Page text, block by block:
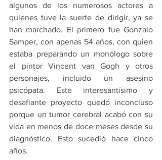
algunos de los numerosos actores a
quienes tuve la suerte de dirigir, ya se
han marchado. El primero fue Gonzalo
Samper, con apenas 54 años, con quien
estaba preparando un monólogo sobre
el pintor Vincent van Gogh y otros
personajes, incluido un asesino
psicópata. Este interesantísimo y
desafiante proyecto quedó inconcluso
porque un tumor cerebral acabó con su
vida en menos de doce meses desde su
diagnóstico. Esto sucedió hace cinco
años.